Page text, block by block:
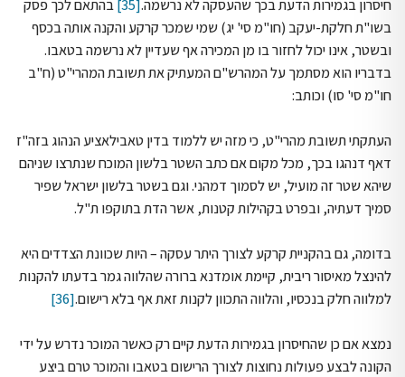
חיסרון בגמירות הדעת בכך שהעסקה לא נרשמה.[35]
בהתאם לכך פסק
בשו"ת חלקת-יעקב (חו"מ סי' יג) שמי שמכר קרקע והקנה אותה בכסף
ובשטר, אינו יכול לחזור בו מן המכירה אף שעדיין לא נרשמה בטאבו.
בדבריו הוא מסתמך על המהרש"ם המעתיק את תשובת המהרי"ט (ח"ב
חו"מ סי' סו) וכותב:
העתקתי תשובת מהרי"ט, כי מזה יש ללמוד בדין טאבילאציע הנהוג בזה"ז
דאף דנהגו בכך, מכל מקום אם כתב השטר בלשון המוכח שנתרצו שניהם
שיהא שטר זה מועיל, יש לסמוך דמהני. וגם בשטר בלשון ישראל שפיר
סמיך דעתיה, ובפרט בקהילות קטנות, אשר הדת בתוקפו ת"ל.
בדומה, גם בהקניית קרקע לצורך היתר עסקה – היות שכוונת הצדדים היא
להינצל מאיסור ריבית, קיימת אומדנא ברורה שהלווה גמר בדעתו להקנות
למלווה חלק בנכסיו, והלווה התכוון לקנות זאת אף בלא רישום.[36]
נמצא אם כן שהחיסרון בגמירות הדעת קיים רק כאשר המוכר נדרש על ידי
הקונה לבצע פעולות נחוצות לצורך הרישום בטאבו והמוכר טרם ביצע